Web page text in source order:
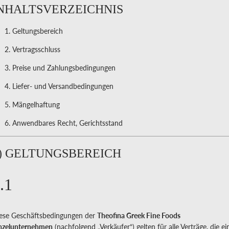
Geltungsbereich
Vertragsschluss
Preise und Zahlungsbedingungen
Liefer- und Versandbedingungen
Mängelhaftung
Anwendbares Recht, Gerichtsstand
GELTUNGSBEREICH
Geschäftsbedingungen der Theofina Greek Fine Foods
(nachfolgend „Verkäufer“) gelten für alle Verträge, die